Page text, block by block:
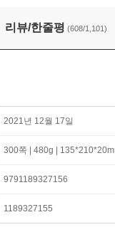
리뷰/한줄평 (608/1,101)
2021년 12월 17일
300쪽 | 480g |
9791189327156
1189327155